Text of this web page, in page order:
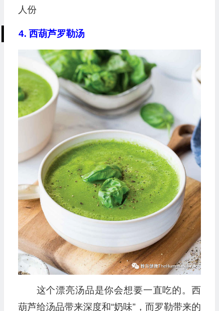
人份
4. 西葫芦罗勒汤
这个漂亮汤品是你会想要一直吃的。西
葫芦给汤品带来深度和“奶味”，而罗勒带来的